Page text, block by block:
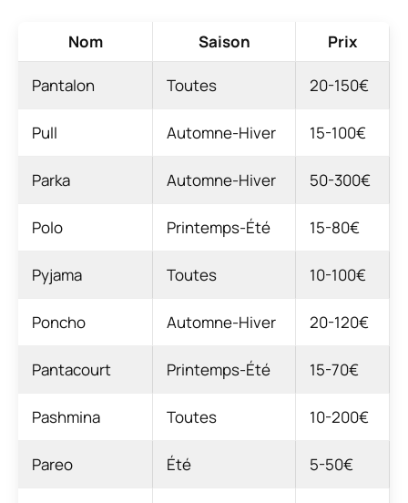
Nom Saison Prix
Pantalon Toutes 20-150€
Pull Automne-Hiver 15-100€
Parka Automne-Hiver 50-300€
Polo Printemps-Été 15-80€
Pyjama Toutes 10-100€
Poncho Automne-Hiver 20-120€
Pantacourt Printemps-Été 15-70€
Pashmina Toutes 10-200€
Pareo Été 5-50€